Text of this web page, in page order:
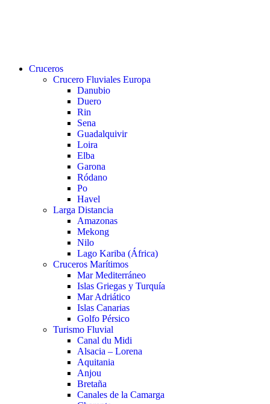
buscar
Menu
Cruceros
Crucero Fluviales Europa
Danubio
Duero
Rin
Sena
Guadalquivir
Loira
Elba
Garona
Ródano
Po
Havel
Larga Distancia
Amazonas
Mekong
Nilo
Lago Kariba (África)
Cruceros Marítimos
Mar Mediterráneo
Islas Griegas y Turquía
Mar Adriático
Islas Canarias
Golfo Pérsico
Turismo Fluvial
Canal du Midi
Alsacia – Lorena
Aquitania
Anjou
Bretaña
Canales de la Camarga